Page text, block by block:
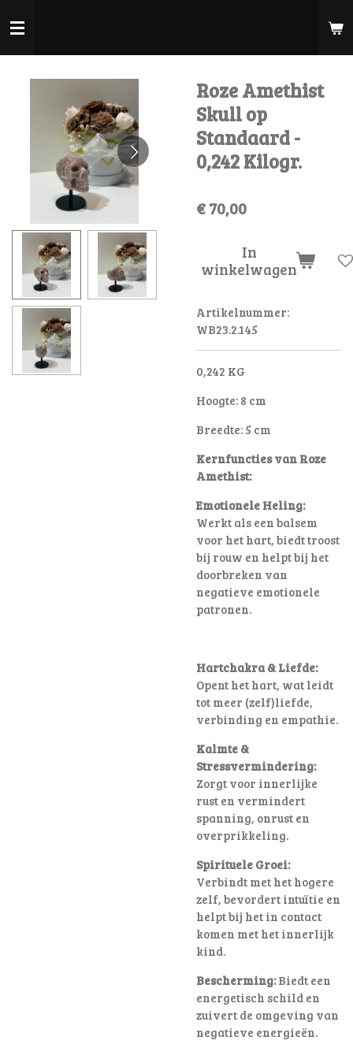
direct
Roze Amethist
Skull op
Standaard -
0,242 Kilogr.
€ 70,00
In
winkelwagen
Artikelnummer:
WB23.2.145
0,242 KG
Hoogte: 8 cm
Breedte: 5 cm
Kernfuncties van Roze
Amethist:
Emotionele Heling:
Werkt als een balsem
voor het hart, biedt troost
bij rouw en helpt bij het
doorbreken van
negatieve emotionele
patronen.
Hartchakra & Liefde:
Opent het hart, wat leidt
tot meer (zelf)liefde,
verbinding en empathie.
Kalmte &
Stressvermindering:
Zorgt voor innerlijke
rust en vermindert
spanning, onrust en
overprikkeling.
Spirituele Groei:
Verbindt met het hogere
zelf, bevordert intuïtie en
helpt bij het in contact
komen met het innerlijk
kind.
Bescherming:Biedt een
energetisch schild en
zuivert de omgeving van
negatieve energieën.